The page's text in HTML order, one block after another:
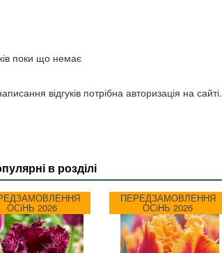
поки що немає
відгуків потрібна авторизація на сайті.
в розділі
ОСіНЬ 2026
ПЕРЕДЗАМОВЛЕННЯ
ОСіНЬ 2026